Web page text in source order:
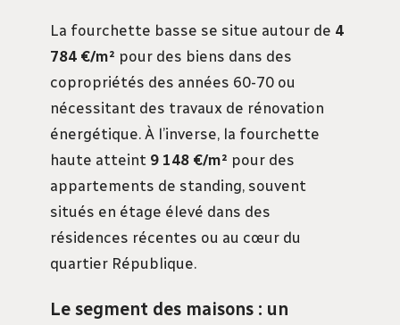
La fourchette basse se situe autour de 4
784 €/m² pour des biens dans des
copropriétés des années 60-70 ou
nécessitant des travaux de rénovation
énergétique. À l’inverse, la fourchette
haute atteint 9 148 €/m² pour des
appartements de standing, souvent
situés en étage élevé dans des
résidences récentes ou au cœur du
quartier République.
Le segment des maisons : un